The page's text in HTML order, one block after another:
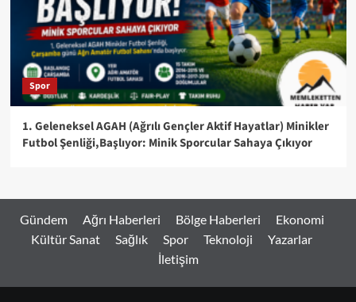
Spor
1. Geleneksel AGAH (Ağrılı Gençler Aktif Hayatlar) Minikler
Futbol Şenliği,Başlıyor: Minik Sporcular Sahaya Çıkıyor
Gündem Ağrı Haberleri Bölge Haberleri
Ekonomi
Kültür Sanat
Sağlık Spor Teknoloji
Yazarlar
İletişim